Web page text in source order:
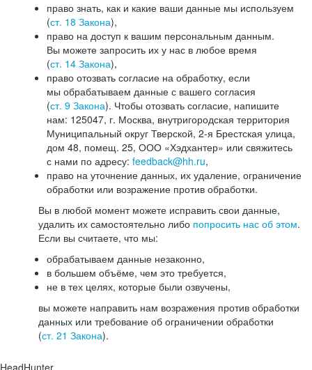
право знать, как и какие ваши данные мы используем
(ст. 18 Закона),
право на доступ к вашим персональным данным.
Вы можете запросить их у нас в любое время
(ст. 14 Закона),
право отозвать согласие на обработку, если
мы обрабатываем данные с вашего согласия
(ст. 9 Закона). Чтобы отозвать согласие, напишите
нам: 125047, г. Москва, внутригородская территория
Муниципальный округ Тверской, 2-я Брестская улица,
дом 48, помещ. 25, ООО «Хэдхантер» или свяжитесь
с нами по адресу: feedback@hh.ru,
право на уточнение данных, их удаление, ограничение
обработки или возражение против обработки.
Вы в любой момент можете исправить свои данные,
удалить их самостоятельно либо попросить нас об этом.
Если вы считаете, что мы:
обрабатываем данные незаконно,
в большем объёме, чем это требуется,
не в тех целях, которые были озвучены,
вы можете направить нам возражения против обработки
данных или требование об ограничении обработки
(ст. 21 Закона).
HeadHunter